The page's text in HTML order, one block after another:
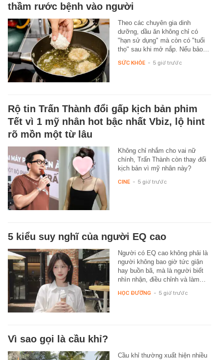
thầm rước bệnh vào người
Theo các chuyên gia dinh
dưỡng, dầu ăn không chỉ có
"hạn sử dụng" mà còn có "tuổi
thọ" sau khi mở nắp. Nếu bảo…
SỨC KHỎE - 5 giờ trước
Rộ tin Trấn Thành đổi gấp kịch bản phim
Tết vì 1 mỹ nhân hot bậc nhất Vbiz, lộ hint
rõ mồn một từ lâu
Không chỉ nhắm cho vai nữ
chính, Trấn Thành còn thay đổi
kịch bản vì mỹ nhân này?
CINE - 5 giờ trước
5 kiểu suy nghĩ của người EQ cao
Người có EQ cao không phải là
người không bao giờ tức giận
hay buồn bã, mà là người biết
nhìn nhận, điều chỉnh và làm…
HỌC ĐƯỜNG - 5 giờ trước
Vì sao gọi là cầu khỉ?
Cầu khỉ thường xuất hiện nhiều